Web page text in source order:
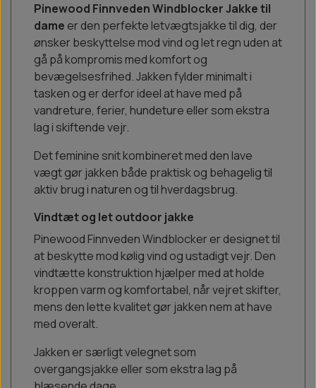
Pinewood Finnveden Windblocker Jakke til
dame er den perfekte letvægtsjakke til dig, der
ønsker beskyttelse mod vind og let regn uden at
gå på kompromis med komfort og
bevægelsesfrihed. Jakken fylder minimalt i
tasken og er derfor ideel at have med på
vandreture, ferier, hundeture eller som ekstra
lag i skiftende vejr.
Det feminine snit kombineret med den lave
vægt gør jakken både praktisk og behagelig til
aktiv brug i naturen og til hverdagsbrug.
Vindtæt og let outdoor jakke
Pinewood Finnveden Windblocker er designet til
at beskytte mod kølig vind og ustadigt vejr. Den
vindtætte konstruktion hjælper med at holde
kroppen varm og komfortabel, når vejret skifter,
mens den lette kvalitet gør jakken nem at have
med overalt.
Jakken er særligt velegnet som
overgangsjakke eller som ekstra lag på